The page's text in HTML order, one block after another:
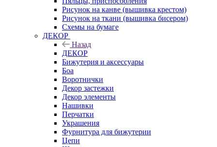
Рисунок на канве (вышивка крестом)
Рисунок на ткани (вышивка бисером)
Схемы на бумаге
ДЕКОР
Назад
ДЕКОР
Бижутерия и аксессуары
Боа
Воротнички
Декор застежки
Декор элементы
Нашивки
Перчатки
Украшения
Фурнитура для бижутерии
Цепи